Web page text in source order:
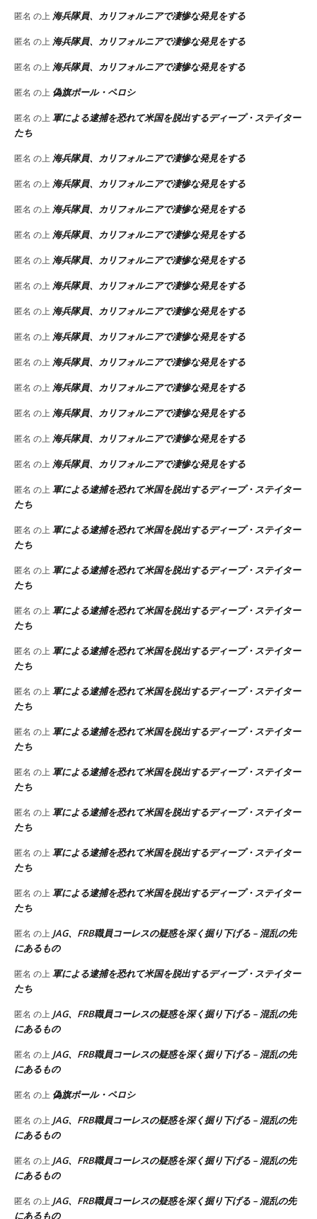
匿名 の上 海兵隊員、カリフォルニアで凄惨な発見をする
匿名 の上 海兵隊員、カリフォルニアで凄惨な発見をする
匿名 の上 海兵隊員、カリフォルニアで凄惨な発見をする
匿名 の上 偽旗ポール・ペロシ
匿名 の上 軍による逮捕を恐れて米国を脱出するディープ・ステイター
たち
匿名 の上 海兵隊員、カリフォルニアで凄惨な発見をする
匿名 の上 海兵隊員、カリフォルニアで凄惨な発見をする
匿名 の上 海兵隊員、カリフォルニアで凄惨な発見をする
匿名 の上 海兵隊員、カリフォルニアで凄惨な発見をする
匿名 の上 海兵隊員、カリフォルニアで凄惨な発見をする
匿名 の上 海兵隊員、カリフォルニアで凄惨な発見をする
匿名 の上 海兵隊員、カリフォルニアで凄惨な発見をする
匿名 の上 海兵隊員、カリフォルニアで凄惨な発見をする
匿名 の上 海兵隊員、カリフォルニアで凄惨な発見をする
匿名 の上 海兵隊員、カリフォルニアで凄惨な発見をする
匿名 の上 海兵隊員、カリフォルニアで凄惨な発見をする
匿名 の上 海兵隊員、カリフォルニアで凄惨な発見をする
匿名 の上 海兵隊員、カリフォルニアで凄惨な発見をする
匿名 の上 軍による逮捕を恐れて米国を脱出するディープ・ステイター
たち
匿名 の上 軍による逮捕を恐れて米国を脱出するディープ・ステイター
たち
匿名 の上 軍による逮捕を恐れて米国を脱出するディープ・ステイター
たち
匿名 の上 軍による逮捕を恐れて米国を脱出するディープ・ステイター
たち
匿名 の上 軍による逮捕を恐れて米国を脱出するディープ・ステイター
たち
匿名 の上 軍による逮捕を恐れて米国を脱出するディープ・ステイター
たち
匿名 の上 軍による逮捕を恐れて米国を脱出するディープ・ステイター
たち
匿名 の上 軍による逮捕を恐れて米国を脱出するディープ・ステイター
たち
匿名 の上 軍による逮捕を恐れて米国を脱出するディープ・ステイター
たち
匿名 の上 軍による逮捕を恐れて米国を脱出するディープ・ステイター
たち
匿名 の上 軍による逮捕を恐れて米国を脱出するディープ・ステイター
たち
匿名 の上 JAG、FRB職員コーレスの疑惑を深く掘り下げる – 混乱の先
にあるもの
匿名 の上 軍による逮捕を恐れて米国を脱出するディープ・ステイター
たち
匿名 の上 JAG、FRB職員コーレスの疑惑を深く掘り下げる – 混乱の先
にあるもの
匿名 の上 JAG、FRB職員コーレスの疑惑を深く掘り下げる – 混乱の先
にあるもの
匿名 の上 偽旗ポール・ペロシ
匿名 の上 JAG、FRB職員コーレスの疑惑を深く掘り下げる – 混乱の先
にあるもの
匿名 の上 JAG、FRB職員コーレスの疑惑を深く掘り下げる – 混乱の先
にあるもの
匿名 の上 JAG、FRB職員コーレスの疑惑を深く掘り下げる – 混乱の先
にあるもの